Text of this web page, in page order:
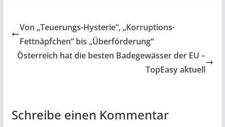
b
o
o
er s
A
p
l n
Von „Teuerungs-Hysterie“, „Korruptions-
Fettnäpfchen“ bis „Überförderung“
Österreich hat die besten Badegewässer der EU –
TopEasy aktuell
Schreibe einen Kommentar